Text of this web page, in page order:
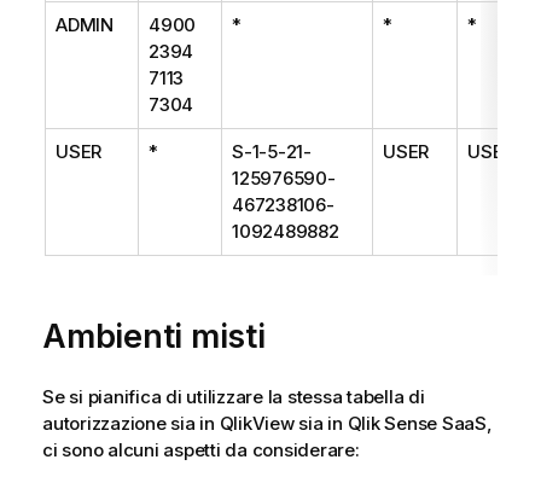
ADMIN
4900
2394
7113
7304
* * *
USER *
S-1-5-21-
125976590-
467238106-
1092489882
USER USER
Ambienti misti
Se si pianifica di utilizzare la stessa tabella di
autorizzazione sia in QlikView sia in Qlik Sense SaaS,
ci sono alcuni aspetti da considerare: